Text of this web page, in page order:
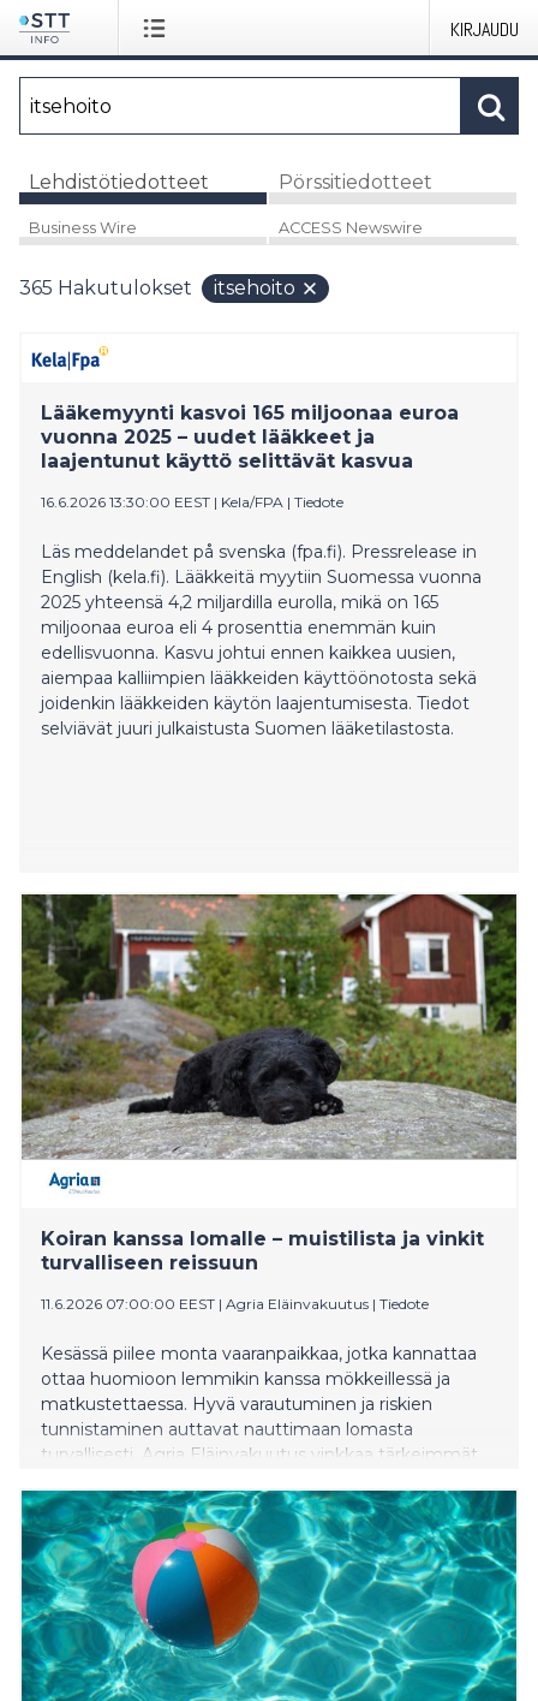
KIRJAUDU
Lehdistötiedotteet Pörssitiedotteet
Business Wire ACCESS Newswire
365 Hakutulokset itsehoito
Lääkemyynti kasvoi 165 miljoonaa euroa
vuonna 2025 – uudet lääkkeet ja
laajentunut käyttö selittävät kasvua
16.6.2026 13:30:00 EEST | Kela/FPA | Tiedote
Läs meddelandet på svenska (fpa.fi). Pressrelease in
English (kela.fi). Lääkkeitä myytiin Suomessa vuonna
2025 yhteensä 4,2 miljardilla eurolla, mikä on 165
miljoonaa euroa eli 4 prosenttia enemmän kuin
edellisvuonna. Kasvu johtui ennen kaikkea uusien,
aiempaa kalliimpien lääkkeiden käyttöönotosta sekä
joidenkin lääkkeiden käytön laajentumisesta. Tiedot
selviävät juuri julkaistusta Suomen lääketilastosta.
Koiran kanssa lomalle – muistilista ja vinkit
turvalliseen reissuun
11.6.2026 07:00:00 EEST | Agria Eläinvakuutus | Tiedote
Kesässä piilee monta vaaranpaikkaa, jotka kannattaa
ottaa huomioon lemmikin kanssa mökkeillessä ja
matkustettaessa. Hyvä varautuminen ja riskien
tunnistaminen auttavat nauttimaan lomasta
turvallisesti. Agria Eläinvakuutus vinkkaa tärkeimmät